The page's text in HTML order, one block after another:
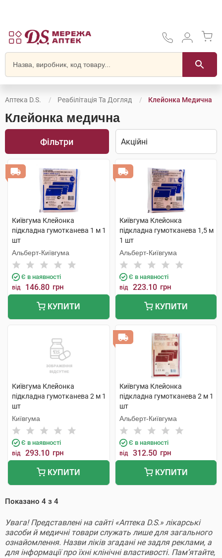
Аптека D.S. Реабілітація Та Догляд Клейонка Медична
Клейонка медична
Фільтри
Київгума Клейонка
підкладна гумотканева 1 м 1
шт
Альберт-Київгума
Є в наявності
від 146.80 грн
КУПИТИ
Київгума Клейонка
підкладна гумотканева 1,5 м
1 шт
Альберт-Київгума
Є в наявності
від 223.10 грн
КУПИТИ
Київгума Клейонка
підкладна гумотканева 2 м 1
шт
Київгума
Є в наявності
від 293.10 грн
КУПИТИ
Київгума Клейонка
підкладна гумотканева 2 м 1
шт
Альберт-Київгума
Є в наявності
від 312.50 грн
КУПИТИ
Показано 4 з 4
Увага! Представлені на сайті «Аптека D.S.» лікарські
засоби й медичні товари служать лише для загального
ознайомлення. Назви ліків згадані не задля реклами, а
для інформації про їхні клінічні властивості. Пам’ятайте,